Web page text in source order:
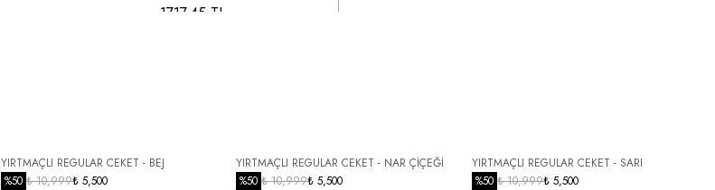
1717.45 TL
1883.63 TL
YIRTMAÇLI REGULAR CEKET - BEJ
%50 ₺ 10,999₺ 5,500
YIRTMAÇLI REGULAR CEKET - NAR ÇİÇEĞİ
%50 ₺ 10,999₺ 5,500
YIRTMAÇLI REGULAR CEKET - SARI
%50 ₺ 10,999₺ 5,500